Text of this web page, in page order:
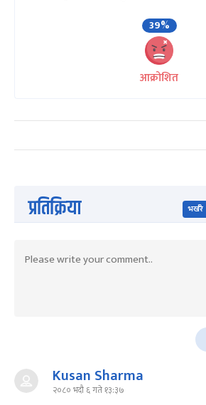
39%
आक्रोशित
प्रतिक्रिया भर्खरै
Kusan Sharma
२०८० भदौ ६ गते १३:३७